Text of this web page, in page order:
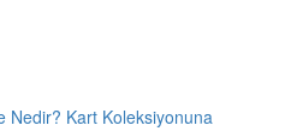
Nedir? Kart Koleksiyonuna